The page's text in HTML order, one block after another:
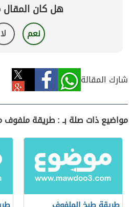
هل كان المقال
نعم لا
شارك المقالة
مواضيع ذات صلة بـ : طريقة